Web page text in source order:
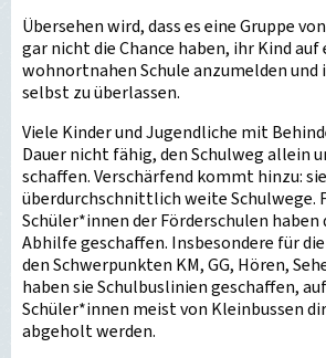
Übersehen wird, dass es eine Gruppe
gar nicht die Chance haben, ihr Kind auf
wohnortnahen Schule anzumelden und
selbst zu überlassen.
Viele Kinder und Jugendliche mit
Dauer nicht fähig, den Schulweg allein
schaffen. Verschärfend kommt hinzu:
überdurchschnittlich weite Schulwege.
Schüler*innen der Förderschulen haben
Abhilfe geschaffen. Insbesondere für
den Schwerpunkten KM, GG, Hören,
haben sie Schulbuslinien geschaffen,
Schüler*innen meist von Kleinbussen
abgeholt werden.